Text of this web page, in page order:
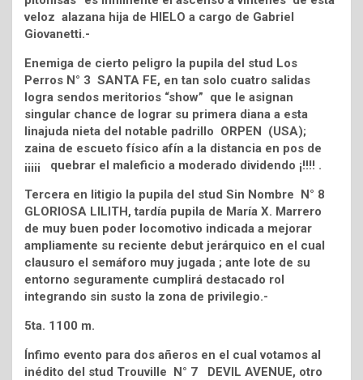
veloz alazana hija de HIELO a cargo de Gabriel
Giovanetti.-
Enemiga de cierto peligro la pupila del stud Los
Perros N° 3 SANTA FE, en tan solo cuatro salidas
logra sendos meritorios “show” que le asignan
singular chance de lograr su primera diana a esta
linajuda nieta del notable padrillo ORPEN (USA);
zaina de escueto físico afín a la distancia en pos de
¡¡¡¡¡ quebrar el maleficio a moderado dividendo ¡!!!! .
Tercera en litigio la pupila del stud Sin Nombre N° 8
GLORIOSA LILITH, tardía pupila de María X. Marrero
de muy buen poder locomotivo indicada a mejorar
ampliamente su reciente debut jerárquico en el cual
clausuro el semáforo muy jugada ; ante lote de su
entorno seguramente cumplirá destacado rol
integrando sin susto la zona de privilegio.-
5ta. 1100 m.
Ínfimo evento para dos añeros en el cual votamos al
inédito del stud Trouville N° 7 DEVIL AVENUE, otro